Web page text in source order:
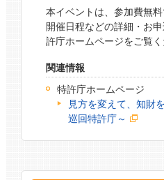
本イベントは、参加費無料
開催日程などの詳細・お
許庁ホームページをご覧く
関連情報
特許庁ホームページ
見方を変えて、知財
巡回特許庁～